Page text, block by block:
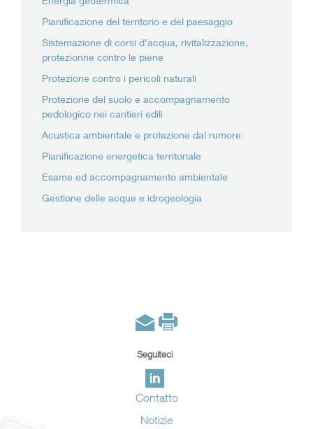
Pianificazione del territorio e del paesaggio
Sistemazione di corsi d'acqua, rivitalizzazione,
protezionne contro le piene
Protezione contro i pericoli naturali
Protezione del suolo e accompagnamento
pedologico nei cantieri edili
Acustica ambientale e protezione dal rumore
Pianificazione energetica territoriale
Esame ed accompagnamento ambientale
Gestione delle acque e idrogeologia
Seguiteci
Contatto
Notizie